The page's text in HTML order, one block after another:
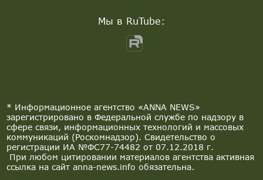
* Информационное агентство «ANNA NEWS»
зарегистрировано в Федеральной службе по надзору в
сфере связи, информационных технологий и массовых
коммуникаций (Роскомнадзор). Свидетельство о
регистрации ИА №ФС77-74482 от 07.12.2018 г.
При любом цитировании материалов агентства активная
ссылка на сайт anna-news.info обязательна.
Мы в RuTube: